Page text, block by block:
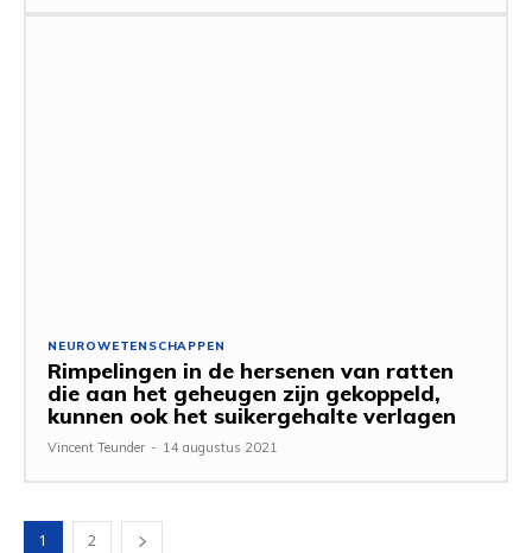
NEUROWETENSCHAPPEN
Rimpelingen in de hersenen van ratten
die aan het geheugen zijn gekoppeld,
kunnen ook het suikergehalte verlagen
Vincent Teunder - 14 augustus 2021
1 2